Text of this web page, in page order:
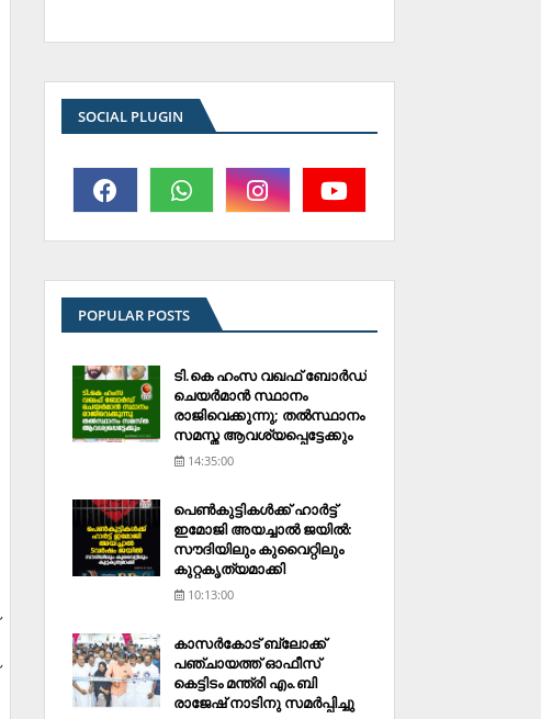
SOCIAL PLUGIN
POPULAR POSTS
ടി.കെ ഹംസ വഖഫ് ബോര്‍ഡ്
ചെയര്‍മാന്‍ സ്ഥാനം
രാജിവെക്കുന്നു; തല്‍സ്ഥാനം
സമസ്ത ആവശ്യപ്പെട്ടേക്കും
14:35:00
പെണ്‍കുട്ടികള്‍ക്ക് ഹാര്‍ട്ട്
ഇമോജി അയച്ചാല്‍ ജയില്‍:
സൗദിയിലും കുവൈറ്റിലും
കുറ്റകൃത്യമാക്കി
10:13:00
കാസര്‍കോട് ബ്ലോക്ക്
പഞ്ചായത്ത് ഓഫീസ്
കെട്ടിടം മന്ത്രി എം.ബി
രാജേഷ് നാടിനു സമര്‍പ്പിച്ചു